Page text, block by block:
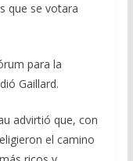
que se votara
para la
Gaillard.
advirtió que, con
el camino